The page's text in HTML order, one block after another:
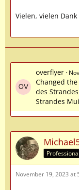
Vielen, vielen
overflyer
Changed
des
Strandes
Professional
November 19, 2023 at